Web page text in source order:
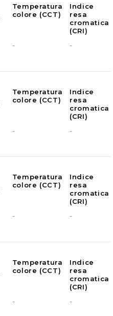
Temperatura
colore (CCT)
Indice
resa
cromatica
(CRI)
-
-
Temperatura
colore (CCT)
Indice
resa
cromatica
(CRI)
-
-
Temperatura
colore (CCT)
Indice
resa
cromatica
(CRI)
-
-
Temperatura
colore (CCT)
Indice
resa
cromatica
(CRI)
-
-